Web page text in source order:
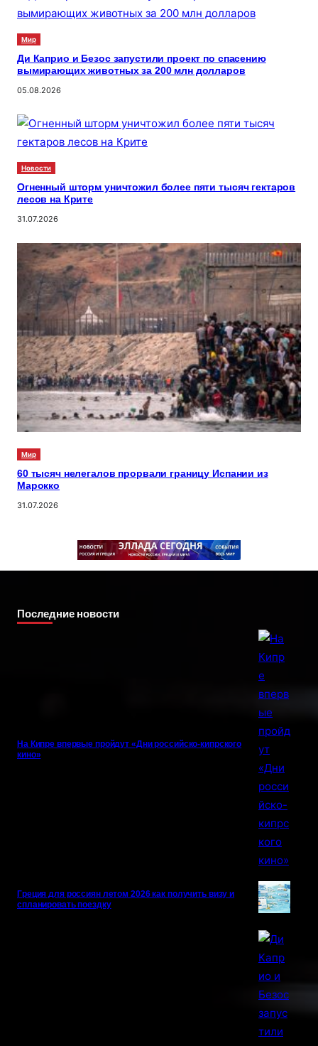
Мир
Ди Каприо и Безос запустили проект по спасению
вымирающих животных за 200 млн долларов
05.08.2026
Новости
Огненный шторм уничтожил более пяти тысяч гектаров
лесов на Крите
31.07.2026
Мир
60 тысяч нелегалов прорвали границу Испании из
Марокко
31.07.2026
Последние новости
На Кипре впервые пройдут «Дни российско-кипрского
кино»
Греция для россиян летом 2026 как получить визу и
спланировать поездку